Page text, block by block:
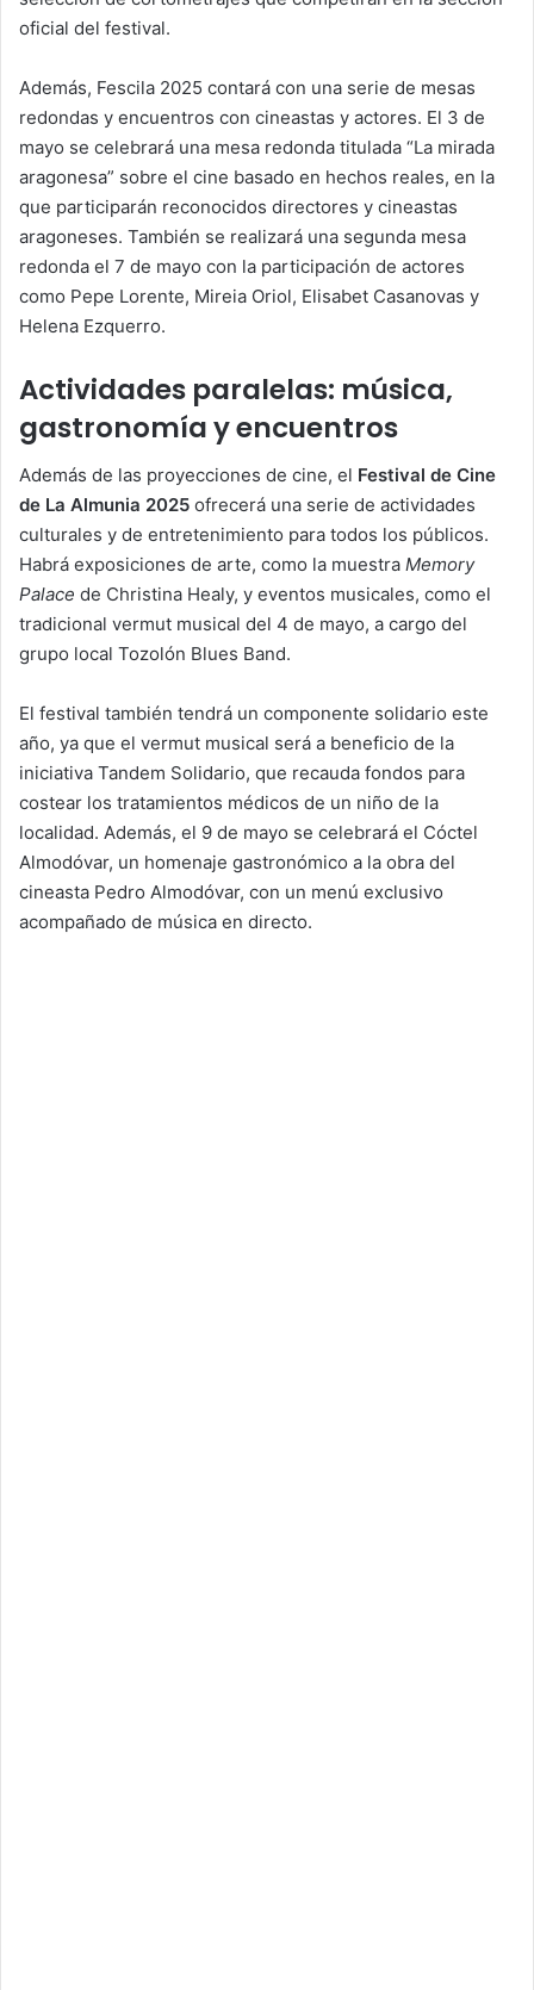
oficial del festival.
Además, Fescila 2025 contará con una serie de mesas
redondas y encuentros con cineastas y actores. El 3 de
mayo se celebrará una mesa redonda titulada “La mirada
aragonesa” sobre el cine basado en hechos reales, en la
que participarán reconocidos directores y cineastas
aragoneses. También se realizará una segunda mesa
redonda el 7 de mayo con la participación de actores
como Pepe Lorente, Mireia Oriol, Elisabet Casanovas y
Helena Ezquerro.
Actividades paralelas: música,
gastronomía y encuentros
Además de las proyecciones de cine, el Festival de Cine
de La Almunia 2025 ofrecerá una serie de actividades
culturales y de entretenimiento para todos los públicos.
Habrá exposiciones de arte, como la muestra Memory
Palace de Christina Healy, y eventos musicales, como el
tradicional vermut musical del 4 de mayo, a cargo del
grupo local Tozolón Blues Band.
El festival también tendrá un componente solidario este
año, ya que el vermut musical será a beneficio de la
iniciativa Tandem Solidario, que recauda fondos para
costear los tratamientos médicos de un niño de la
localidad. Además, el 9 de mayo se celebrará el Cóctel
Almodóvar, un homenaje gastronómico a la obra del
cineasta Pedro Almodóvar, con un menú exclusivo
acompañado de música en directo.